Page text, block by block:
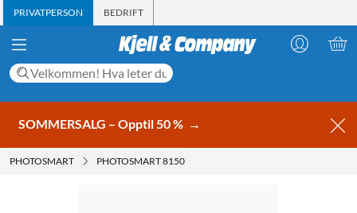
PRIVATPERSON BEDRIFT
SOMMERSALG – Opptil 50 % →
PHOTOSMART PHOTOSMART 8150